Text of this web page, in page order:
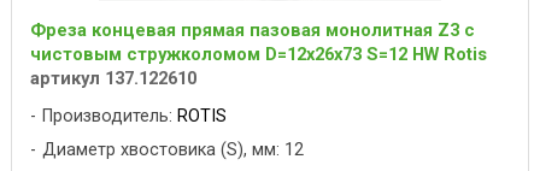
Фреза концевая прямая пазовая монолитная Z3 с
чистовым стружколомом D=12x26x73 S=12 HW Rotis
артикул 137.122610
Производитель: ROTIS
Диаметр хвостовика (S), мм: 12